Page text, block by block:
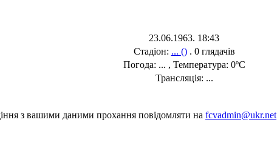
23.06.1963. 18:43
Стадіон: ... (). 0 глядачів
Погода: ... , Температура: 0ºC
Трансляція: ...
з вашими даними прохання повідомляти на fcvadmin@ukr.net